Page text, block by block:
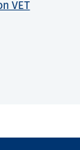
VET